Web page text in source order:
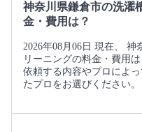
神奈川県鎌倉市の洗濯
金・費用は？
2026年08月06日 現在、
リーニングの料金・費用は
依頼する内容やプロによ
たプロをお選びください。